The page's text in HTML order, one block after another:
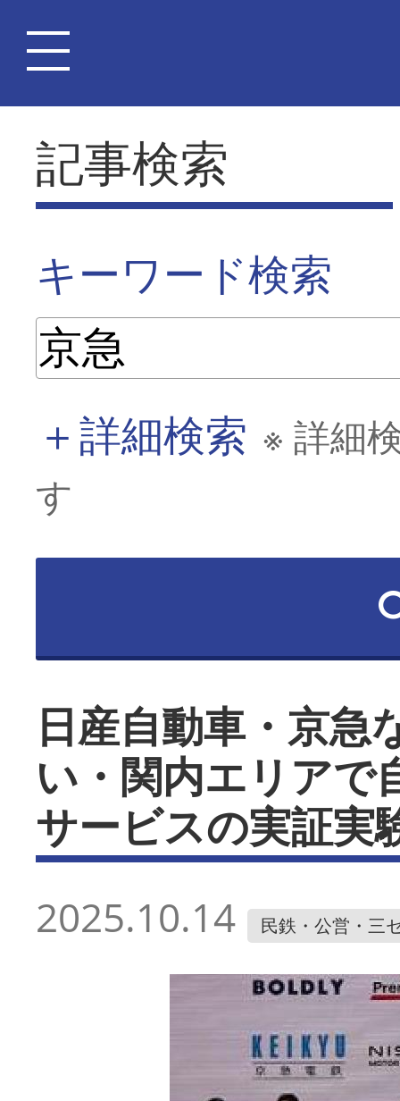
記事検索
キーワード検索
＋詳細検索 ※ 詳細
す
日産自動車・京
い・関内エリアで
サービスの実証実
2025.10.14 民鉄・公営・三